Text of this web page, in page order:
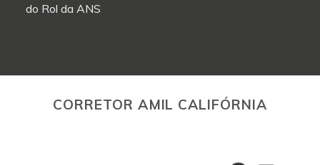
do Rol da ANS
CORRETOR AMIL CALIFÓRNIA